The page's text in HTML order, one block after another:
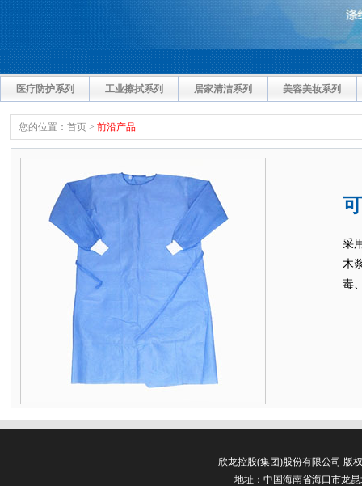
医疗防护系列 工业擦拭系列 居家清洁系列 美容美妆系列
您的位置： 首页 > 前沿产品
采
木
毒
欣龙控股(集团)股份有限公司
地址：中国海南省海口市龙